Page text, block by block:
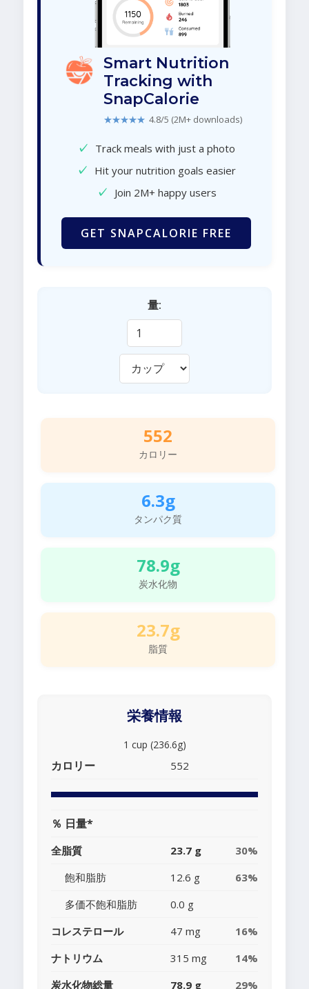
Smart Nutrition
Tracking with
SnapCalorie
★★★★★ 4.8/5 (2M+ downloads)
✓ Track meals with just a photo
✓ Hit your nutrition goals easier
✓ Join 2M+ happy users
GET SNAPCALORIE FREE
量:
552
カロリー
6.3g
タンパク質
78.9g
炭水化物
23.7g
脂質
栄養情報
1 cup (236.6g)
カロリー 552
％ 日量*
全脂質 23.7 g
30%
飽和脂肪
12.6 g
63%
多価不飽和脂肪
0.0 g
コレステロール
47 mg
16%
ナトリウム
315 mg
14%
炭水化物総量
78.9 g 29%